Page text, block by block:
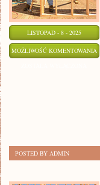
LISTOPAD - 8 - 2025
MOŻLIWOŚĆ KOMENTOWANIA
POSTED BY ADMIN